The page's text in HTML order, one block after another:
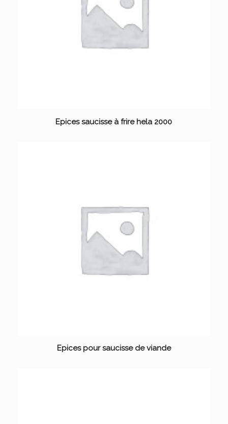
Epices saucisse à frire hela 2000
Epices pour saucisse de viande